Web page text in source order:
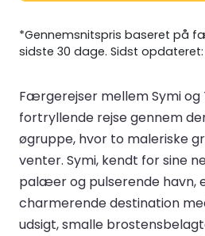
*Gennemsnitspris baseret på
sidste 30 dage. Sidst opdateret:
Færgerejser mellem Symi og
fortryllende rejse gennem
øgruppe, hvor to maleriske
venter. Symi, kendt for sine
palæer og pulserende havn,
charmerende destination
udsigt, smalle